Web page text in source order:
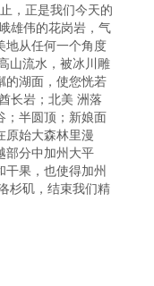
，正是我们今天的
雄伟的花岗岩，气
地从任何一个角度
山流水，被冰川雕
的湖面，使您恍若
长岩；北美 洲落
；半圆顶；新娘面
原始大森林里漫
部分中加州大平
干果，也使得加州
杉矶，结束我们精